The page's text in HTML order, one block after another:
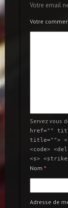
Votre email
Votre
Servez vous
href=""
title="">
<code>
<s>
Nom *
Adresse de